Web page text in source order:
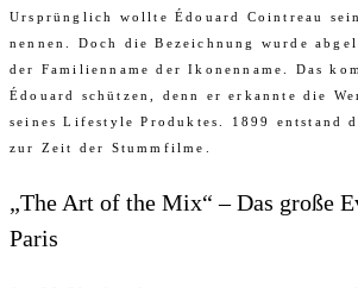
Ursprünglich wollte Édouard Cointreau
nennen. Doch die Bezeichnung wurde
der Familienname der Ikonenname. Das
Édouard schützen, denn er erkannte die
seines Lifestyle Produktes. 1899 entstand
zur Zeit der Stummfilme.
„The Art of the Mix“ – Das große
Paris